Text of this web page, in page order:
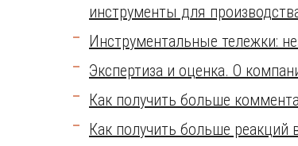
инструменты для
Инструментальные тележки:
Экспертиза и оценка. О
Как получить больше
Как получить больше реакций